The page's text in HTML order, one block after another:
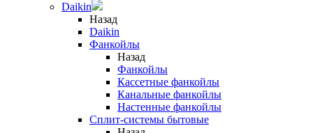
Daikin
Назад
Daikin
Фанкойлы
Назад
Фанкойлы
Кассетные фанкойлы
Канальные фанкойлы
Настенные фанкойлы
Сплит-системы бытовые